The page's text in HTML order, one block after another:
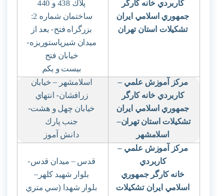
كاربردي خانه كارگر
جمهوري اسلامي ايران
تشكيلات استان تهران
پلاك 438 و 440
ساختمان شماره 2:
بزرگراه فتح- بعد از
ميدان شيرپاستوريزه-
خيابان فتح
بيست و يكم
مركز آموزش علمي –
كاربردي خانه كارگر
جمهوري اسلامي ايران
تشكيلات استان تهران–
اسلامشهر
اسلامشهر – خيابان
زرافشان- انتهاي
خيابان چهل و هشت-
جنب پارك
دانش آموز
مركز آموزش علمي –
كاربردي
خانه كارگر جمهوري
اسلامي ايران تشكيلات
قدس – ميدان قدس-
بلوار شهيد كلهر–
بلوار شهدا (سي متري